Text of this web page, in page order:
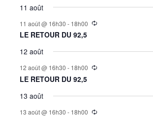
11 août
11 août @ 16h30 - 18h00
LE RETOUR DU 92,5
12 août
12 août @ 16h30 - 18h00
LE RETOUR DU 92,5
13 août
13 août @ 16h30 - 18h00